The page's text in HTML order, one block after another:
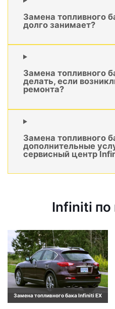
Замена топливного
долго занимает?
Замена топливного
делать, если
ремонта?
Замена топливного
дополнительные
сервисный центр
Infiniti
Замена топливного бака Infiniti EX